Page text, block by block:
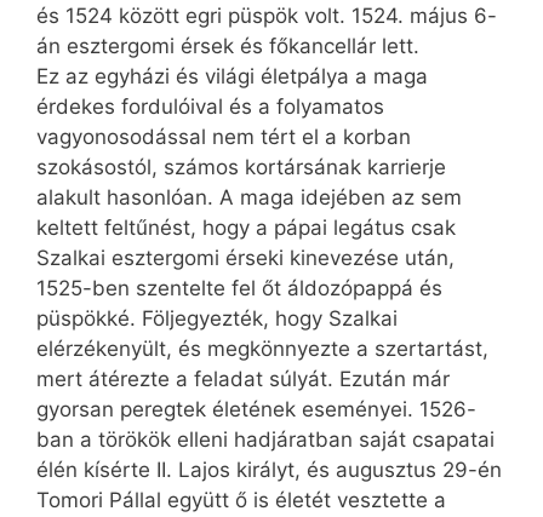
és 1524 között egri püspök volt. 1524. május 6-
án esztergomi érsek és főkancellár lett.
Ez az egyházi és világi életpálya a maga
érdekes fordulóival és a folyamatos
vagyonosodással nem tért el a korban
szokásostól, számos kortársának karrierje
alakult hasonlóan. A maga idejében az sem
keltett feltűnést, hogy a pápai legátus csak
Szalkai esztergomi érseki kinevezése után,
1525-ben szentelte fel őt áldozópappá és
püspökké. Följegyezték, hogy Szalkai
elérzékenyült, és megkönnyezte a szertartást,
mert átérezte a feladat súlyát. Ezután már
gyorsan peregtek életének eseményei. 1526-
ban a törökök elleni hadjáratban saját csapatai
élén kísérte II. Lajos királyt, és augusztus 29-én
Tomori Pállal együtt ő is életét vesztette a